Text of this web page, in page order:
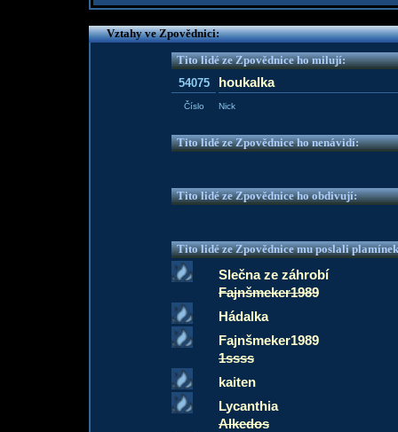
Vztahy ve Zpovědnici:
Tito lidé ze Zpovědnice ho milují:
54075
houkalka
Číslo Nick
Tito lidé ze Zpovědnice ho nenávidí:
Tito lidé ze Zpovědnice ho obdivují:
Tito lidé ze Zpovědnice mu poslali
Slečna ze záhrobí
Fajnšmeker1989
Hádalka
Fajnšmeker1989
1ssss
kaiten
Lycanthia
Alkedos